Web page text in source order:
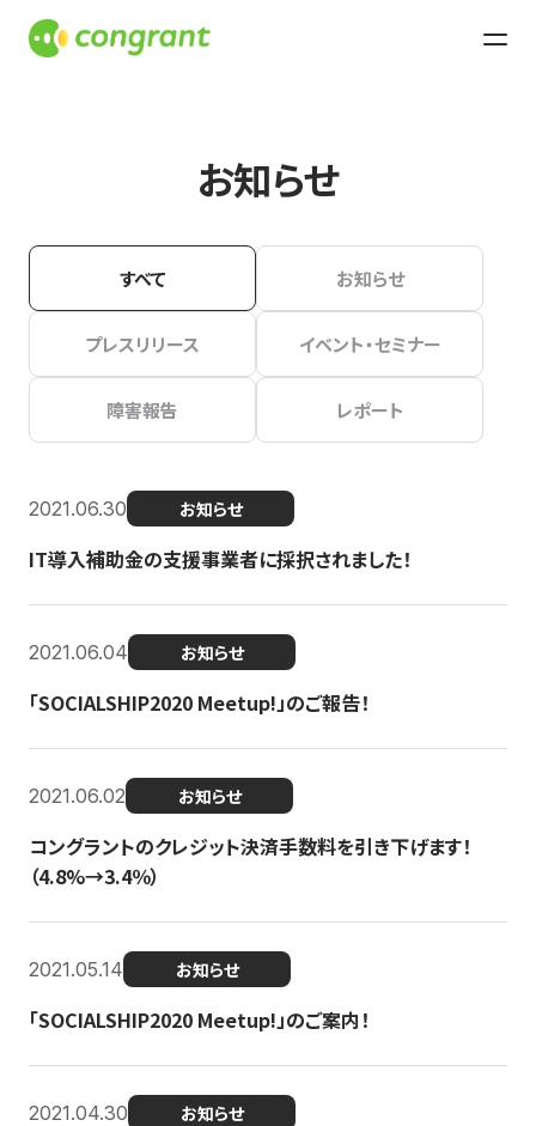
お知らせ
すべて お知らせ
プレスリリース イベント・セミナー
障害報告 レポート
2021.06.30 お知らせ
IT導入補助金の支援事業者に採択されました！
2021.06.04 お知らせ
「SOCIALSHIP2020 Meetup!」のご報告！
2021.06.02 お知らせ
コングラントのクレジット決済手数料を引き下げます！
（4.8%→3.4％）
2021.05.14 お知らせ
「SOCIALSHIP2020 Meetup!」のご案内！
2021.04.30 お知らせ